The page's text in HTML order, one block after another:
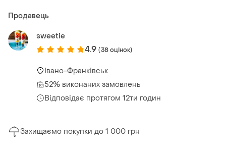
Продавець
sweetie
4.9 (38 оцінок)
Івано-Франківськ
52% виконаних замовлень
Відповідає протягом 12ти годин
Захищаємо покупки до 1 000 грн